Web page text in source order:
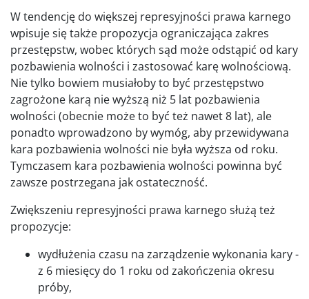
W tendencję do większej represyjności prawa karnego
wpisuje się także propozycja ograniczająca zakres
przestępstw, wobec których sąd może odstąpić od kary
pozbawienia wolności i zastosować karę wolnościową.
Nie tylko bowiem musiałoby to być przestępstwo
zagrożone karą nie wyższą niż 5 lat pozbawienia
wolności (obecnie może to być też nawet 8 lat), ale
ponadto wprowadzono by wymóg, aby przewidywana
kara pozbawienia wolności nie była wyższa od roku.
Tymczasem kara pozbawienia wolności powinna być
zawsze postrzegana jak ostateczność.
Zwiększeniu represyjności prawa karnego służą też
propozycje:
wydłużenia czasu na zarządzenie wykonania kary -
z 6 miesięcy do 1 roku od zakończenia okresu
próby,